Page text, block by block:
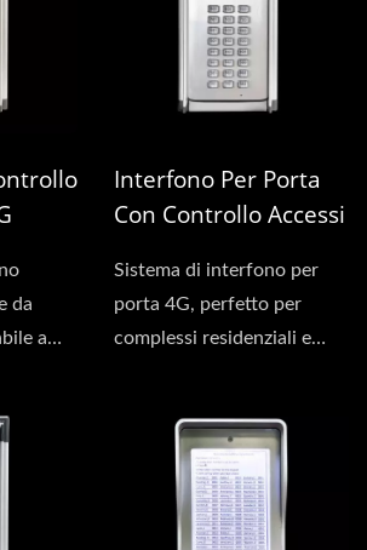
da
a
Interfono Per Porta
Con Controllo Accessi
Sistema di interfono per
porta 4G, perfetto per
complessi residenziali e